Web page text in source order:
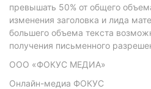
превышать 50% от общего
изменения заголовка и лида
большего объема текста
получения письменного
ООО «ФОКУС МЕДИА»
Онлайн-медиа ФОКУС